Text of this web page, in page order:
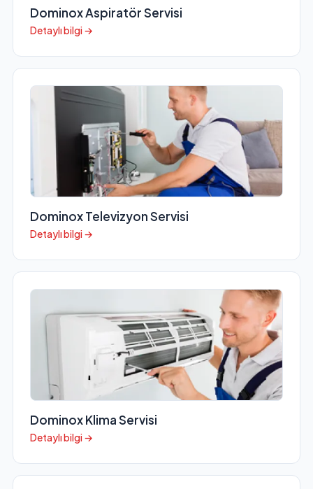
Dominox Aspiratör Servisi
Detaylı bilgi →
Dominox Televizyon Servisi
Detaylı bilgi →
Dominox Klima Servisi
Detaylı bilgi →